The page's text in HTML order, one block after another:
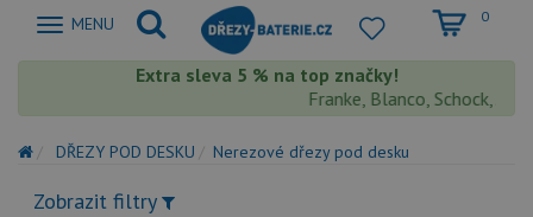
Zobrazit
MENU 0
Extra sleva 5 % na top značky!
Franke, Blanco, Schock,
DŘEZY POD DESKU Nerezové dřezy pod desku
Zobrazit filtry